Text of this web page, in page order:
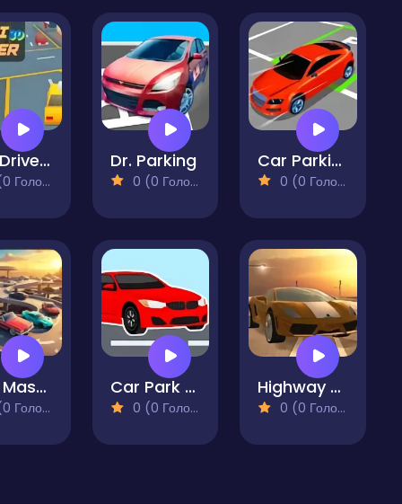
Taxi Driver 3D Dr. Parking
0 (0 Голосів)
Car Parking 3D Pro
0 (0 Голосів)
Park Master Multi-Level Challenge Car Park Simulator
0 (0 Голосів)
Highway Racer 3D
0 (0 Голосів)